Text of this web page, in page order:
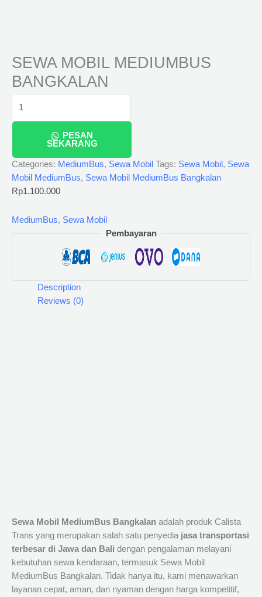
SEWA MOBIL MEDIUMBUS
BANGKALAN
PESAN
SEKARANG
Categories: MediumBus, Sewa Mobil Tags: Sewa Mobil , Sewa
Mobil MediumBus, Sewa Mobil MediumBus Bangkalan
Rp1.100.000
MediumBus, Sewa Mobil
Pembayaran
Description
Reviews (0)
Sewa Mobil MediumBus Bangkalan adalah produk Calista
Trans yang merupakan salah satu penyedia jasa transportasi
terbesar di Jawa dan Bali dengan pengalaman melayani
kebutuhan sewa kendaraan, termasuk Sewa Mobil
MediumBus Bangkalan. Tidak hanya itu, kami menawarkan
layanan cepat, aman, dan nyaman dengan harga kompetitif,